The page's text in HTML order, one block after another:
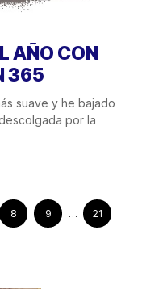
AÑO CON
365
suave y he bajado
por la
8 9 … 21